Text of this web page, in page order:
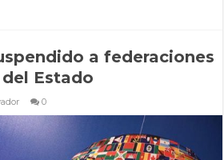
a federaciones
Estado
0